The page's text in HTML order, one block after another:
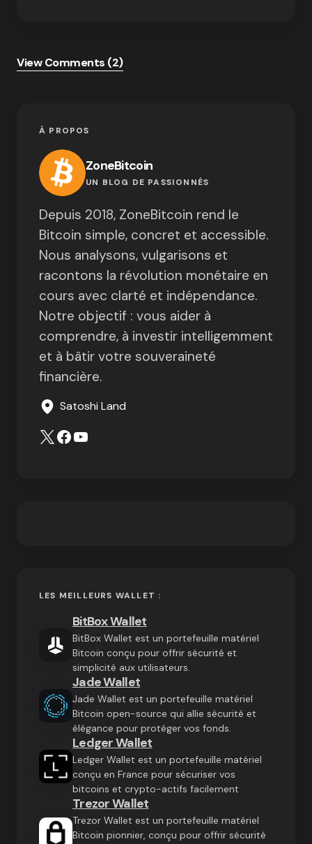
View Comments (2)
À PROPOS
ZoneBitcoin
UN BLOG DE PASSIONNÉS
Depuis 2018, ZoneBitcoin rend le
Bitcoin simple, concret et accessible.
Nous analysons, vulgarisons et
racontons la révolution monétaire en
cours avec clarté et indépendance.
Notre objectif : vous aider à
comprendre, à investir intelligemment
et à bâtir votre souveraineté
financière.
Satoshi Land
LES MEILLEURS WALLET :
BitBox Wallet
BitBox Wallet est un portefeuille matériel
Bitcoin conçu pour offrir sécurité et
simplicité aux utilisateurs.
Jade Wallet
Jade Wallet est un portefeuille matériel
Bitcoin open-source qui allie sécurité et
élégance pour protéger vos fonds.
Ledger Wallet
Ledger Wallet est un portefeuille matériel
conçu en France pour sécuriser vos
bitcoins et crypto-actifs facilement
Trezor Wallet
Trezor Wallet est un portefeuille matériel
Bitcoin pionnier, conçu pour offrir sécurité